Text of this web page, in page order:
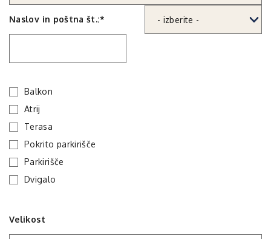
Naslov in poštna št.:*
Balkon
Atrij
Terasa
Pokrito parkirišče
Parkirišče
Dvigalo
Velikost